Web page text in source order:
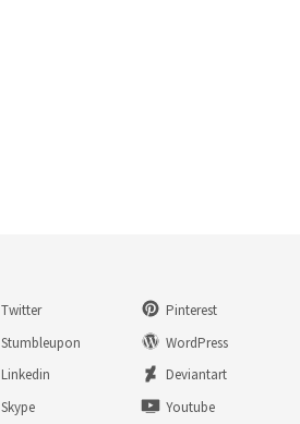
Twitter
Pinterest
Stumbleupon
WordPress
Linkedin
Deviantart
Skype Youtube